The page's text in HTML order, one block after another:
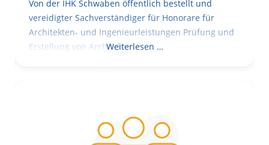
Von der IHK Schwaben öffentlich bestellt und
vereidigter Sachverständiger für Honorare für
Architekten- und Ingenieurleistungen Prüfung und
Erstellung von Architekten-
Weiterlesen …